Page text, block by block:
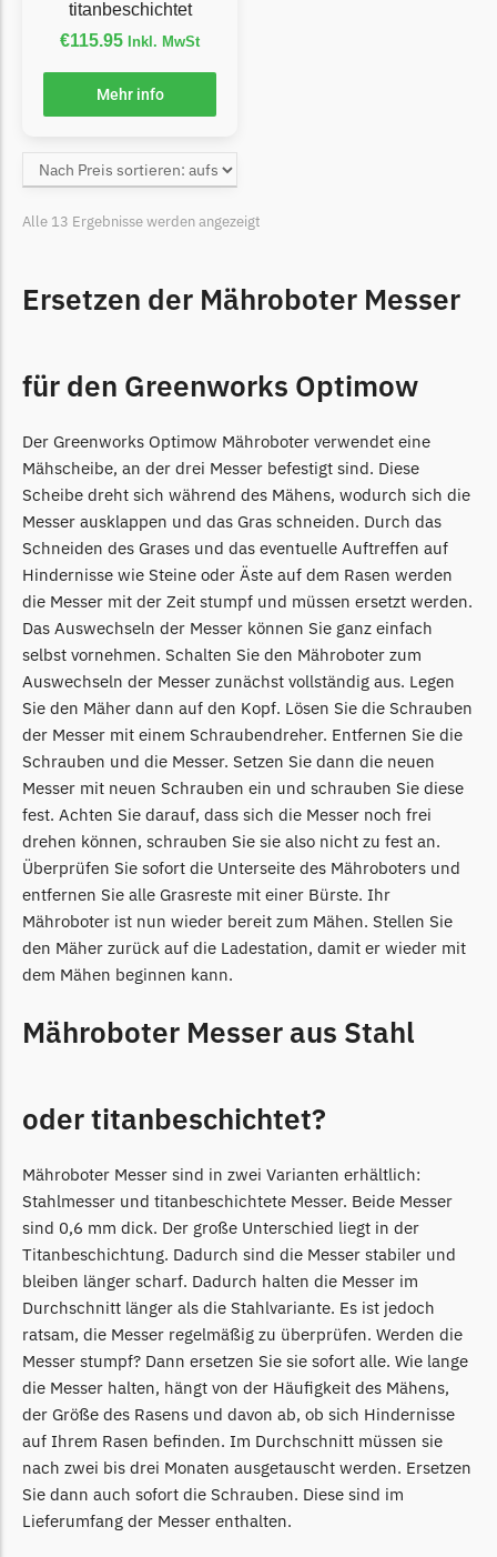
McCulloch
McCulloch Messer
Begrenzungsdraht
Medion
Begrenzungsdraht
Mountfield
Begrenzungsdraht
Mowox Messer
Begrenzungsdraht
MTD
MTD Messer
NAC
NAC Messer
Begrenzungsdraht
Orbex
Orbex Messer
Begrenzungsdraht
Philips
Philips Messer
Begrenzungsdraht
Powerplus
Powerplus Messer
Begrenzungsdraht
Powerworks Messer
Robomow
Begrenzungsdraht
Scheppach
Scheppach Messer
Begrenzungsdraht
Segway
Segway Navimow Messer
Sunseeker
Sunseeker Messer
TECH Line
TECH Line Messer
titanbeschichtet
€115.95 Inkl. MwSt
Mehr info
Alle 13 Ergebnisse werden angezeigt
Ersetzen der Mähroboter Messer
für den Greenworks Optimow
Der Greenworks Optimow Mähroboter verwendet eine
Mähscheibe, an der drei Messer befestigt sind. Diese
Scheibe dreht sich während des Mähens, wodurch sich die
Messer ausklappen und das Gras schneiden. Durch das
Schneiden des Grases und das eventuelle Auftreffen auf
Hindernisse wie Steine oder Äste auf dem Rasen werden
die Messer mit der Zeit stumpf und müssen ersetzt werden.
Das Auswechseln der Messer können Sie ganz einfach
selbst vornehmen. Schalten Sie den Mähroboter zum
Auswechseln der Messer zunächst vollständig aus. Legen
Sie den Mäher dann auf den Kopf. Lösen Sie die Schrauben
der Messer mit einem Schraubendreher. Entfernen Sie die
Schrauben und die Messer. Setzen Sie dann die neuen
Messer mit neuen Schrauben ein und schrauben Sie diese
fest. Achten Sie darauf, dass sich die Messer noch frei
drehen können, schrauben Sie sie also nicht zu fest an.
Überprüfen Sie sofort die Unterseite des Mähroboters und
entfernen Sie alle Grasreste mit einer Bürste. Ihr
Mähroboter ist nun wieder bereit zum Mähen. Stellen Sie
den Mäher zurück auf die Ladestation, damit er wieder mit
dem Mähen beginnen kann.
Mähroboter Messer aus Stahl
oder titanbeschichtet?
Mähroboter Messer sind in zwei Varianten erhältlich:
Stahlmesser und titanbeschichtete Messer. Beide Messer
sind 0,6 mm dick. Der große Unterschied liegt in der
Titanbeschichtung. Dadurch sind die Messer stabiler und
bleiben länger scharf. Dadurch halten die Messer im
Durchschnitt länger als die Stahlvariante. Es ist jedoch
ratsam, die Messer regelmäßig zu überprüfen. Werden die
Messer stumpf? Dann ersetzen Sie sie sofort alle. Wie lange
die Messer halten, hängt von der Häufigkeit des Mähens,
der Größe des Rasens und davon ab, ob sich Hindernisse
auf Ihrem Rasen befinden. Im Durchschnitt müssen sie
nach zwei bis drei Monaten ausgetauscht werden. Ersetzen
Sie dann auch sofort die Schrauben. Diese sind im
Lieferumfang der Messer enthalten.